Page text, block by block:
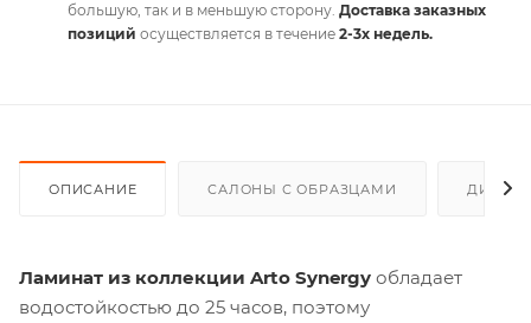
большую, так и в меньшую сторону. Доставка заказных
позиций осуществляется в течение 2-3х недель.
ОПИСАНИЕ САЛОНЫ С ОБРАЗЦАМИ
Ламинат из коллекции Arto Synergy обладает
водостойкостью до 25 часов, поэтому